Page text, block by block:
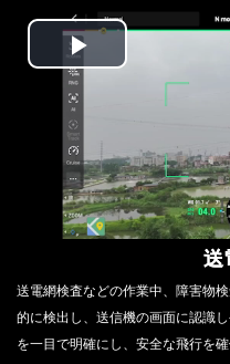
Play
Video
送
送電網検査などの作業中、障害物
的に検出し、送信機の画面に認識
を一目で明確にし、安全な飛行を確